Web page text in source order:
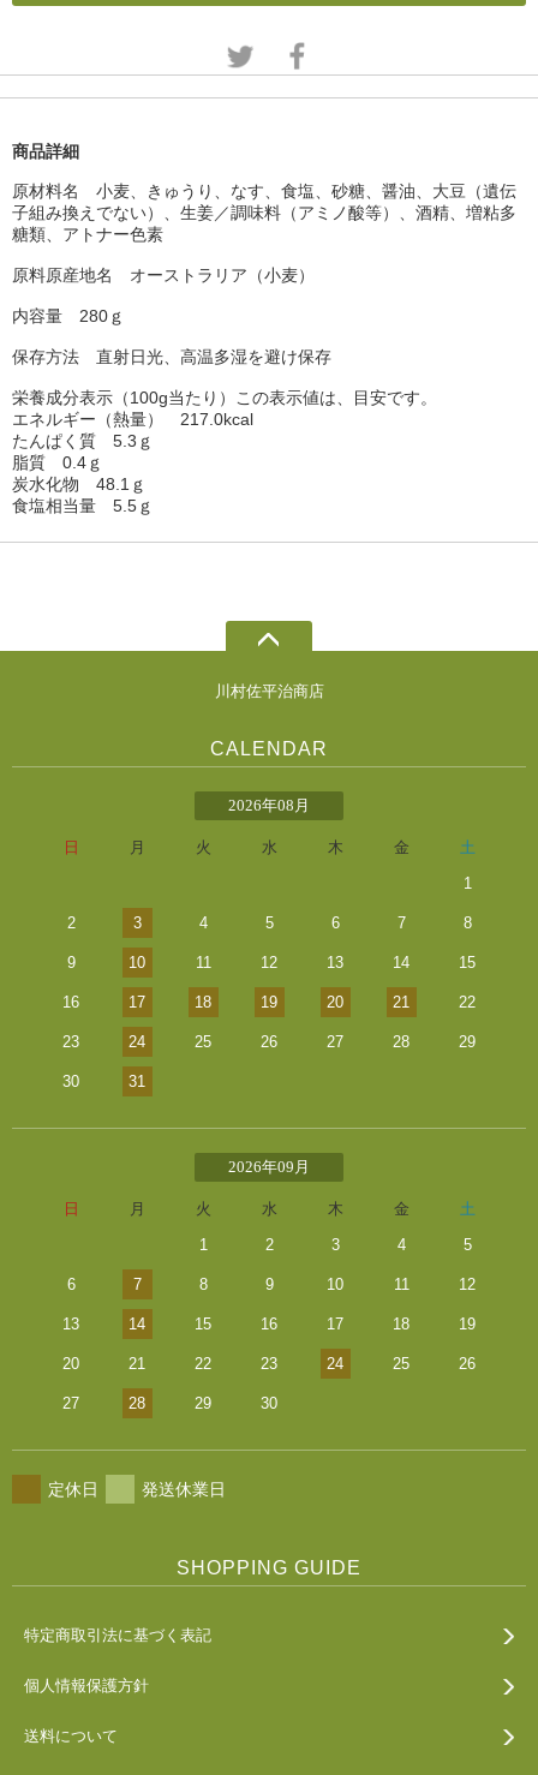
商品詳細
原材料名 小麦、きゅうり、なす、食塩、砂糖、醤油、大豆（遺伝
子組み換えでない）、生姜／調味料（アミノ酸等）、酒精、増粘多
糖類、アトナー色素
原料原産地名 オーストラリア（小麦）
内容量 280ｇ
保存方法 直射日光、高温多湿を避け保存
栄養成分表示（100g当たり）この表示値は、目安です。
エネルギー（熱量） 217.0kcal
たんぱく質 5.3ｇ
脂質 0.4ｇ
炭水化物 48.1ｇ
食塩相当量 5.5ｇ
川村佐平治商店
CALENDAR
2026年08月
日 月 火 水 木 金
土
1
2 3 4 5 6 7 8
9 10 11 12 13 14 15
16 17 18 19 20 21 22
23 24 25 26 27 28 29
30 31
2026年09月
日 月 火 水 木 金
土
1
2 3 4 5
6 7 8 9 10 11 12
13 14 15 16 17 18 19
20 21 22 23 24 25 26
27 28 29 30
定休日 発送休業日
SHOPPING GUIDE
特定商取引法に基づく表記
個人情報保護方針
送料について